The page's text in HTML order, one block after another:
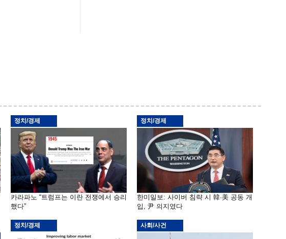
정치/경제
카라파노 “트럼프는 이란 전쟁에서 승리
했다”
정치/경제
한미일보: 사이버 침략 시 韓·美 공동 개
입, 尹 의지였다
정치/경제 사회/사건